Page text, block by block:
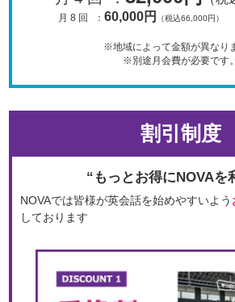
月 8 回 ：60,000円 （税込66,000円）
※地域によって金額が異なり
※別途月会費が必要です。
割引制度
“もっとお得にNOVAを
NOVAでは皆様が英会話を始めやすいよう
しております